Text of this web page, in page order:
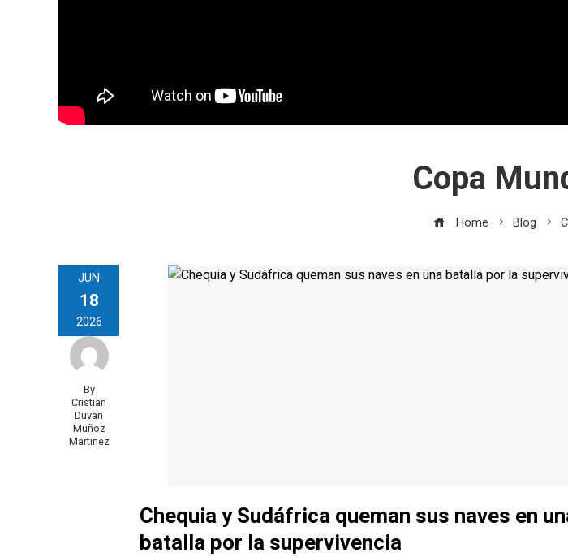
Copa
Home Blog
JUN
18
2026
By
Cristian
Duvan
Muñoz
Martinez
Chequia y Sudáfrica queman sus naves en
batalla por la supervivencia